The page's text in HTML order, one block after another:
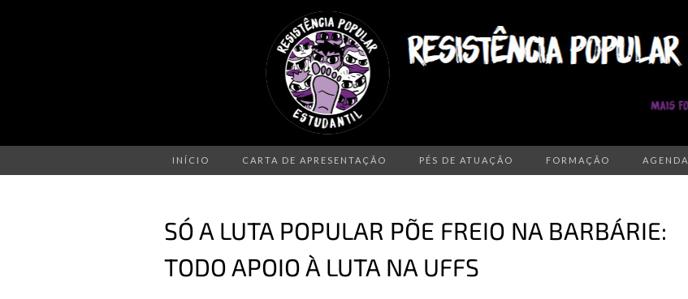
INÍCIO CARTA DE APRESENTAÇÃO PÉS DE ATUAÇÃO FORMAÇÃO AGENDA
SÓ A LUTA POPULAR PÕE FREIO NA BARBÁRIE:
TODO APOIO À LUTA NA UFFS